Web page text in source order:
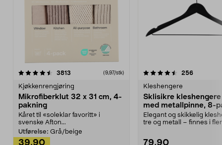
3813 anmeldelser(9,97/stk)
Kjøkkenrengjøring
Mikrofiberklut 32 x 31 cm, 4-
pakning
Kåret til «soleklar favoritt» i
svenske Afton...
Utførelse: Grå/beige
39,90
4.5av 5 stjerner 256
Kleshengere
Sklisikre
med metallpinne, 8-
Elegant og skikkelig
tre og metall – finnes i
79,90
4.5av 5 stjerner